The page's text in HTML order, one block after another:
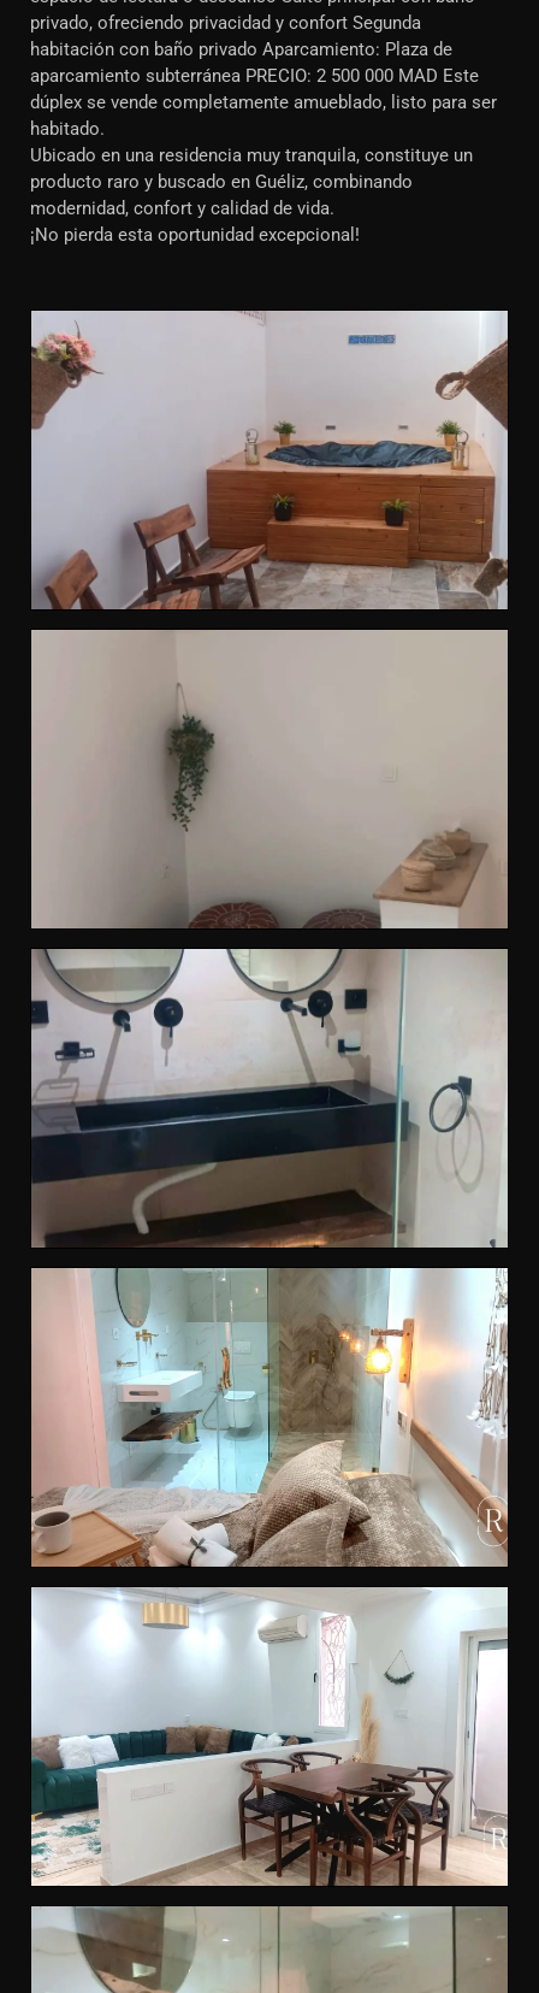
privado, ofreciendo privacidad y confort Segunda
habitación con baño privado Aparcamiento: Plaza de
aparcamiento subterránea PRECIO: 2 500 000 MAD Este
dúplex se vende completamente amueblado, listo para ser
habitado.
Ubicado en una residencia muy tranquila, constituye un
producto raro y buscado en Guéliz, combinando
modernidad, confort y calidad de vida.
¡No pierda esta oportunidad excepcional!